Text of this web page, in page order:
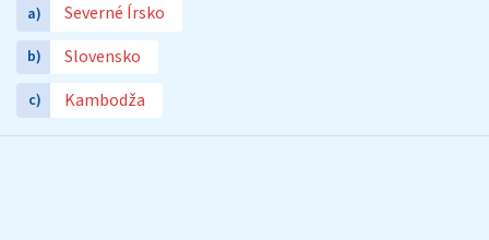
a) Severné Írsko
b) Slovensko
c) Kambodža